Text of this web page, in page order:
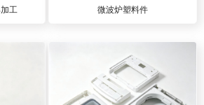
工 微波炉塑料件